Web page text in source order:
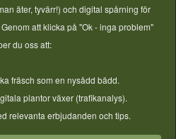
Bär ,Citrus ,Tranbär
äter, tyvärr!) och digital spårning för
att klicka på "Ok - inga problem"
du oss att:
fräsch som en nysådd bädd.
plantor växer (trafikanalys).
relevanta erbjudanden och tips.